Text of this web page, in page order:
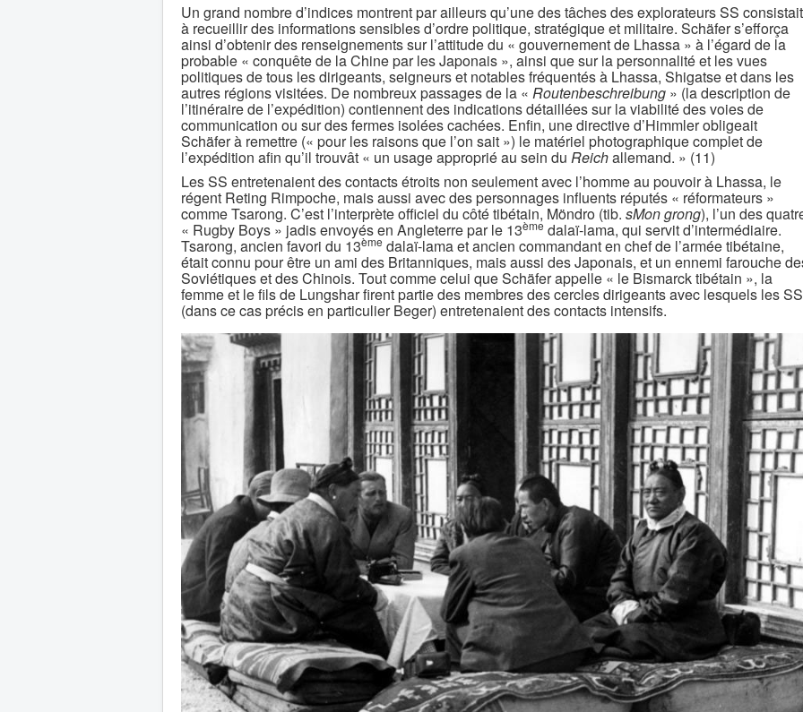
Un grand nombre d’indices montrent par ailleurs qu’une des tâches des explorateurs SS consistait
à recueillir des informations sensibles d’ordre politique, stratégique et militaire. Schäfer s’efforça
ainsi d’obtenir des renseignements sur l’attitude du « gouvernement de Lhassa » à l’égard de la
probable « conquête de la Chine par les Japonais », ainsi que sur la personnalité et les vues
politiques de tous les dirigeants, seigneurs et notables fréquentés à Lhassa, Shigatse et dans les
autres régions visitées. De nombreux passages de la « Routenbeschreibung » (la description de
l’itinéraire de l’expédition) contiennent des indications détaillées sur la viabilité des voies de
communication ou sur des fermes isolées cachées. Enfin, une directive d’Himmler obligeait
Schäfer à remettre (« pour les raisons que l’on sait ») le matériel photographique complet de
l’expédition afin qu’il trouvât « un usage approprié au sein du Reichallemand. » (11)
Les SS entretenaient des contacts étroits non seulement avec l’homme au pouvoir à Lhassa, le
régent Reting Rimpoche, mais aussi avec des personnages influents réputés « réformateurs »
comme Tsarong. C’est l’interprète officiel du côté tibétain, Möndro (tib. sMon grong), l’un des
« Rugby Boys » jadis envoyés en Angleterre par le 13ème dalaï-lama, qui servit d’intermédiaire.
Tsarong, ancien favori du 13ème dalaï-lama et ancien commandant en chef de l’armée tibétaine,
était connu pour être un ami des Britanniques, mais aussi des Japonais, et un ennemi farouche
Soviétiques et des Chinois. Tout comme celui que Schäfer appelle « le Bismarck tibétain », la
femme et le fils de Lungshar firent partie des membres des cercles dirigeants avec lesquels les SS
(dans ce cas précis en particulier Beger) entretenaient des contacts intensifs.